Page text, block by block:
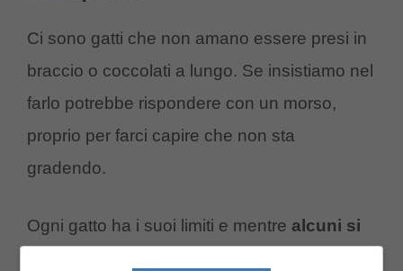
Ci sono gatti che non amano essere presi in
braccio o coccolati a lungo. Se insistiamo nel
farlo potrebbe rispondere con un morso,
proprio per farci capire che non sta
gradendo.
Ogni gatto ha i suoi limiti e mentre alcuni si